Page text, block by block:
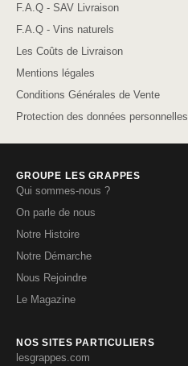
F.A.Q - SAV Livraison
F.A.Q - Vins naturels
Les Coûts de Livraison
Mentions légales
Conditions Générales de Vente
Protection des données personnelles
GROUPE LES GRAPPES
Qui sommes-nous ?
On parle de nous
Notre Histoire
Notre Démarche
Nous Rejoindre
Le Magazine
NOS SITES PARTICULIERS
lesgrappes.com